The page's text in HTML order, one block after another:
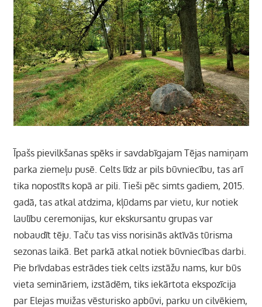
Īpašs pievilkšanas spēks ir savdabīgajam Tējas namiņam
parka ziemeļu pusē. Celts līdz ar pils būvniecību, tas arī
tika nopostīts kopā ar pili. Tieši pēc simts gadiem, 2015.
gadā, tas atkal atdzima, kļūdams par vietu, kur notiek
laulību ceremonijas, kur ekskursantu grupas var
nobaudīt tēju. Taču tas viss norisinās aktīvās tūrisma
sezonas laikā. Bet parkā atkal notiek būvniecības darbi.
Pie brīvdabas estrādes tiek celts izstāžu nams, kur būs
vieta semināriem, izstādēm, tiks iekārtota ekspozīcija
par Elejas muižas vēsturisko apbūvi, parku un cilvēkiem,